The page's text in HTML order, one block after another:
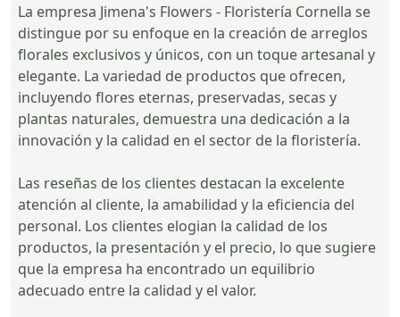
La empresa Jimena's Flowers - Floristería Cornella se
distingue por su enfoque en la creación de arreglos
florales exclusivos y únicos, con un toque artesanal y
elegante. La variedad de productos que ofrecen,
incluyendo flores eternas, preservadas, secas y
plantas naturales, demuestra una dedicación a la
innovación y la calidad en el sector de la floristería.
Las reseñas de los clientes destacan la excelente
atención al cliente, la amabilidad y la eficiencia del
personal. Los clientes elogian la calidad de los
productos, la presentación y el precio, lo que sugiere
que la empresa ha encontrado un equilibrio
adecuado entre la calidad y el valor.